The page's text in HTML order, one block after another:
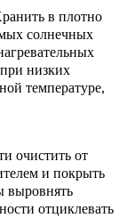
в плотно
солнечных
низких
температуре,
очистить от
и покрыть
выровнять
отциклевать